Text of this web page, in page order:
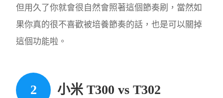
但用久了你就會很自然會照著這個節奏刷，當然如
果你真的很不喜歡被培養節奏的話，也是可以關掉
這個功能啦。
小米 T300 vs T302